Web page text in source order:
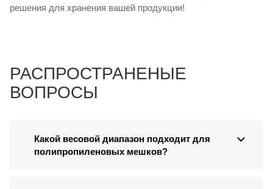
решения для хранения вашей продукции!
РАСПРОСТРАНЕНЫЕ
ВОПРОСЫ
Какой весовой диапазон подходит для
полипропиленовых мешков?